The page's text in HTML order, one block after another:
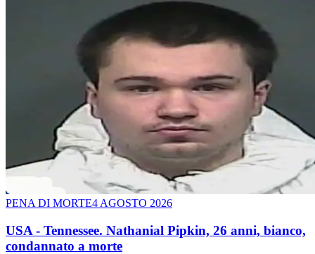
PENA DI MORTE4 AGOSTO 2026
USA - Tennessee. Nathanial Pipkin, 26 anni, bianco,
condannato a morte